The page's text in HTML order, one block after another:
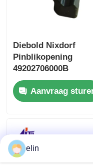
Diebold Nixdorf
Pinblikopening
49202706000B
49202706000D
49202706000E
Aanvraag
elin